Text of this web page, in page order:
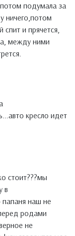
подумала за
ничего,потом
и прячется,
между ними
кресло идет
стоит???мы
в
папаня наш не
родами
не